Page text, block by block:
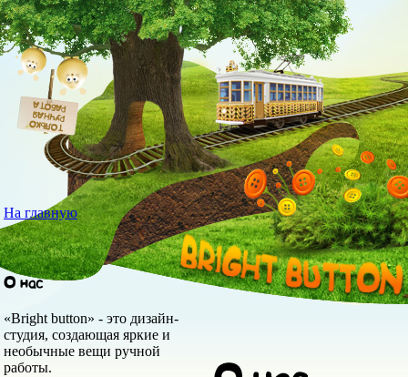
На главную
«Bright button» - это дизайн-
студия, создающая яркие и
необычные вещи ручной
работы.